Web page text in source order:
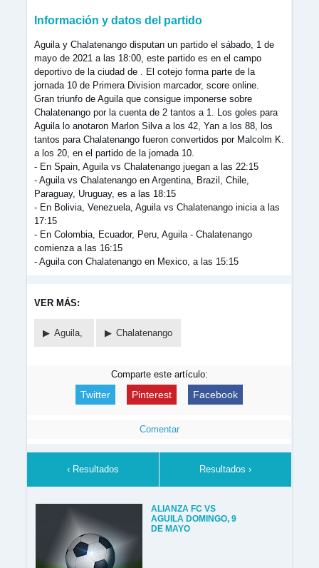
Información y datos del partido
Aguila y Chalatenango disputan un partido el sábado, 1 de
mayo de 2021 a las 18:00, este partido es en el campo
deportivo de la ciudad de . El cotejo forma parte de la
jornada 10 de Primera Division marcador, score online.
Gran triunfo de Aguila que consigue imponerse sobre
Chalatenango por la cuenta de 2 tantos a 1. Los goles para
Aguila lo anotaron Marlon Silva a los 42, Yan a los 88, los
tantos para Chalatenango fueron convertidos por Malcolm K.
a los 20, en el partido de la jornada 10.
- En Spain, Aguila vs Chalatenango juegan a las 22:15
- Aguila vs Chalatenango en Argentina, Brazil, Chile,
Paraguay, Uruguay, es a las 18:15
- En Bolivia, Venezuela, Aguila vs Chalatenango inicia a las
17:15
- En Colombia, Ecuador, Peru, Aguila - Chalatenango
comienza a las 16:15
- Aguila con Chalatenango en Mexico, a las 15:15
VER MÁS:
Aguila, Chalatenango
Comparte este artículo:
Twitter Pinterest Facebook
Comentar
‹ Resultados Resultados ›
ALIANZA FC VS
AGUILA DOMINGO, 9
DE MAYO